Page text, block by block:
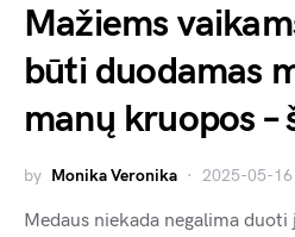
Mažiems
būti duodamas
manų kruopos –
by Monika Veronika 2025-05-16
Medaus niekada negalima duoti